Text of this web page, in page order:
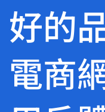
容好的
電商